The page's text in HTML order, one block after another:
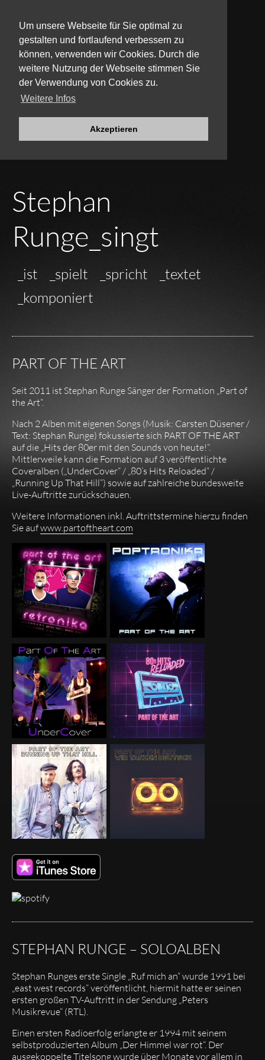
Um unsere Webseite für Sie optimal zu
gestalten und fortlaufend verbessern zu
können, verwenden wir Cookies. Durch die
weitere Nutzung der Webseite stimmen Sie
der Verwendung von Cookies zu.
Weitere Infos
Akzeptieren
Stephan
Runge _singt
_ist _spielt _spricht
_textet
_komponiert
PART OF THE ART
Seit 2011 ist Stephan Runge Sänger der Formation „Part of
the Art“.
Nach 2 Alben mit eigenen Songs (Musik: Carsten Düsener /
Text: Stephan Runge) fokussierte sich PART OF THE ART
auf die „Hits der 80er mit den Sounds von heute!“.
Mittlerweile kann die Formation auf 3 veröffentlichte
Coveralben („UnderCover“ / „80’s Hits Reloaded“ /
„Running Up That Hill“) sowie auf zahlreiche bundesweite
Live-Auftritte zurückschauen.
Weitere Informationen inkl. Auftrittstermine hierzu finden
Sie aufwww.partoftheart.com
STEPHAN RUNGE – SOLOALBEN
Stephan Runges erste Single „Ruf mich an“ wurde 1991 bei
„east west records“ veröffentlicht, hiermit hatte er seinen
ersten großen TV-Auftritt in der Sendung „Peters
Musikrevue“ (RTL).
Einen ersten Radioerfolg erlangte er 1994 mit seinem
selbstproduzierten Album „Der Himmel war rot“. Der
ausgekoppelte Titelsong wurde über Monate vor allem in